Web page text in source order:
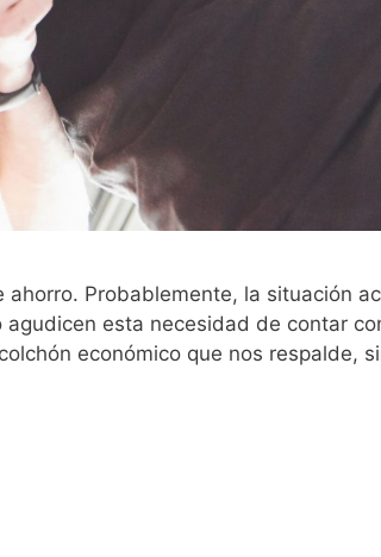
Probablemente, la situación
esta necesidad de contar
económico que nos respalde,